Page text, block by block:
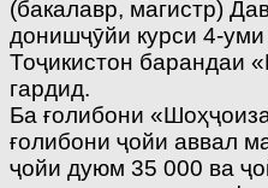
(бакалавр, магистр)
донишҷӯйи курси 4-
Тоҷикистон барандаи
гардид.
Ба ғолибони
ғолибони ҷойи аввал
ҷойи дуюм 35 000 ва